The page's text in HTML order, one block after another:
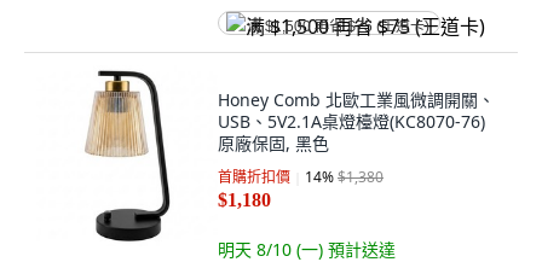
满 $1,500 再省 $75 (王道卡)
Honey Comb 北歐工業風微調開關、
USB、5V2.1A桌燈檯燈(KC8070-76)
原廠保固, 黑色
首購折扣價 14%$1,380
$1,180
明天 8/10 (一) 預計送達